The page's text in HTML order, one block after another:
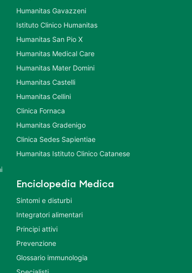
Humanitas Gavazzeni
Istituto Clinico Humanitas
Humanitas San Pio X
Humanitas Medical Care
Humanitas Mater Domini
Humanitas Castelli
Humanitas Cellini
Clinica Fornaca
Humanitas Gradenigo
Clinica Sedes Sapientiae
Humanitas Istituto Clinico Catanese
Enciclopedia Medica
Sintomi e disturbi
Integratori alimentari
Principi attivi
Prevenzione
Glossario immunologia